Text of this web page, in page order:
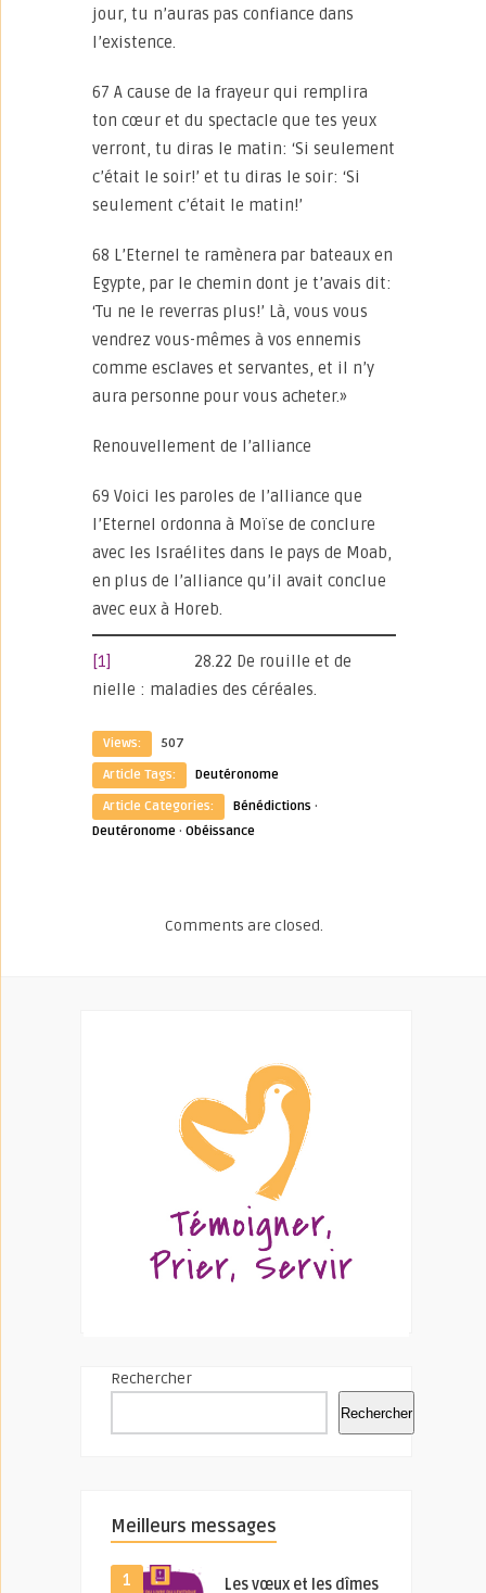
jour, tu n’auras pas confiance dans
l’existence.
67 A cause de la frayeur qui remplira
ton cœur et du spectacle que tes yeux
verront, tu diras le matin: ‘Si seulement
c’était le soir!’ et tu diras le soir: ‘Si
seulement c’était le matin!’
68 L’Eternel te ramènera par bateaux en
Egypte, par le chemin dont je t’avais dit:
‘Tu ne le reverras plus!’ Là, vous vous
vendrez vous-mêmes à vos ennemis
comme esclaves et servantes, et il n’y
aura personne pour vous acheter.»
Renouvellement de l’alliance
69 Voici les paroles de l’alliance que
l’Eternel ordonna à Moïse de conclure
avec les Israélites dans le pays de Moab,
en plus de l’alliance qu’il avait conclue
avec eux à Horeb.
[1]
28.22 De rouille et de
nielle : maladies des céréales.
Views:
507
Article Tags:
Deutéronome
Article Categories:
Bénédictions ·
Deutéronome · Obéissance
Comments are closed.
Rechercher
Rechercher
Meilleurs messages
1 Les vœux et les dîmes